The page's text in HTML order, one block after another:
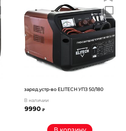
заряд.устр-во ELITECH УПЗ 50/180
В наличии
9990₽